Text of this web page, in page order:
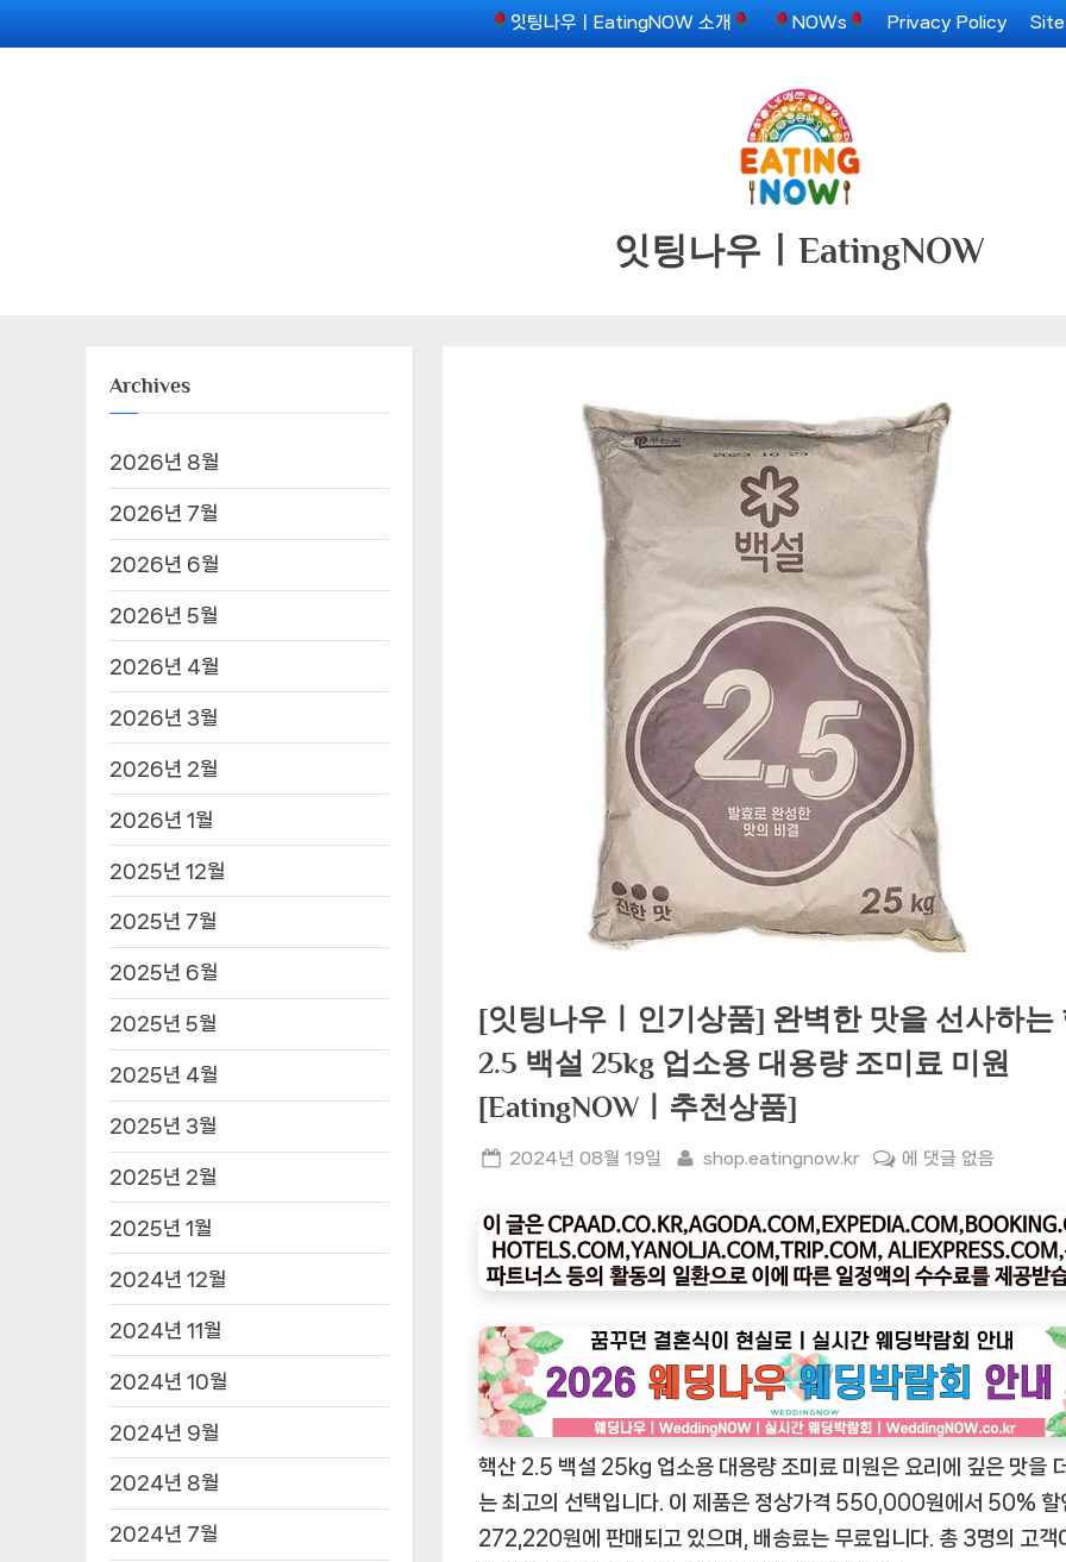
to
잇팅나우ㅣEatingNOW 소개 NOWs Privacy Policy
잇팅나우ㅣEatingNOW
[잇팅나우ㅣ인기상품] 완벽한 맛을 선사하는
2.5 백설 25kg 업소용 대용량 조미료 미원
[EatingNOWㅣ추천상품]
Posted
2024년 08월 19일 By
shop.eatingnow.kr
[잇
나
ㅣ
기
상
품]
완
벽
한
맛
에 댓글 없음
핵산 2.5 백설 25kg 업소용 대용량 조미료 미원은 요리에 깊은 맛을
는 최고의 선택입니다. 이 제품은 정상가격 550,000원에서 50% 할
272,220원에 판매되고 있으며, 배송료는 무료입니다. 총 3명의 고객
Archives
2026년 8월
2026년 7월
2026년 6월
2026년 5월
2026년 4월
2026년 3월
2026년 2월
2026년 1월
2025년 12월
2025년 7월
2025년 6월
2025년 5월
2025년 4월
2025년 3월
2025년 2월
2025년 1월
2024년 12월
2024년 11월
2024년 10월
2024년 9월
2024년 8월
2024년 7월